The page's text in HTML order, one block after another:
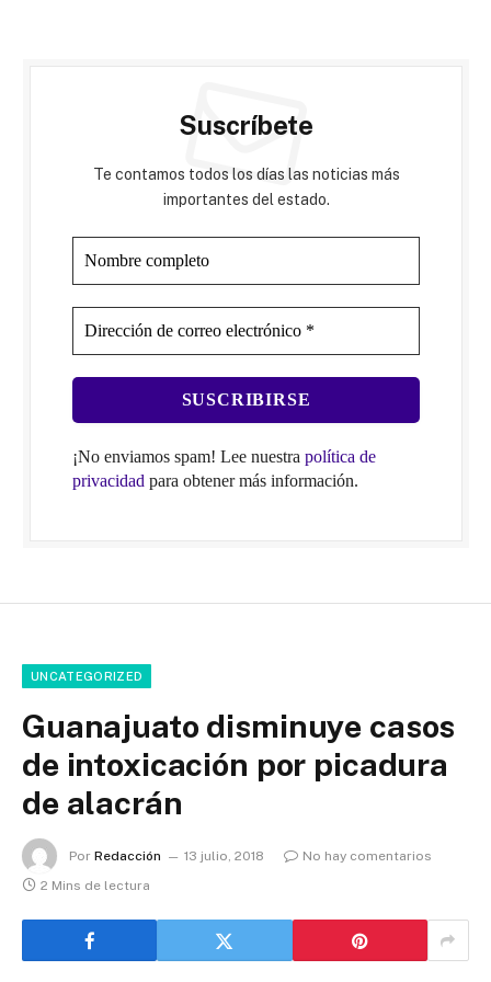
Suscríbete
Te contamos todos los días las noticias más
importantes del estado.
¡No enviamos spam! Lee nuestra política de
privacidadpara obtener más información.
UNCATEGORIZED
Guanajuato disminuye casos
de intoxicación por picadura
de alacrán
Por Redacción 13 julio, 2018
No hay comentarios
2 Mins de lectura